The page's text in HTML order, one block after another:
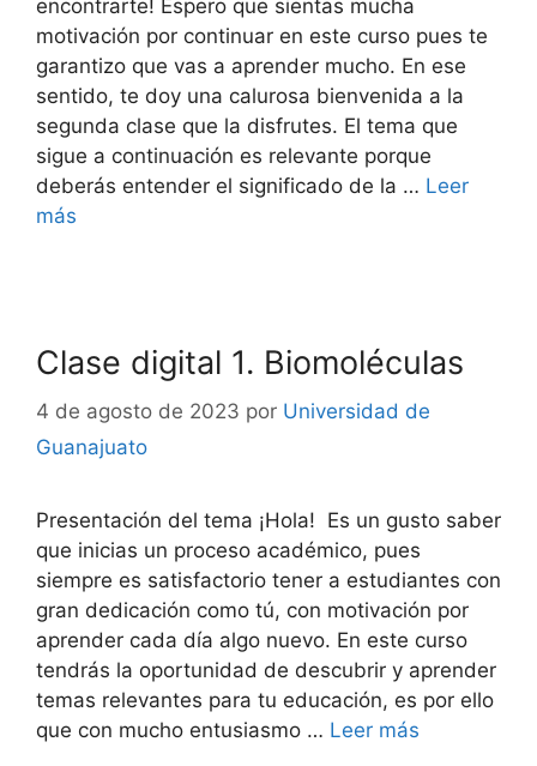
encontrarte! Espero que sientas mucha
motivación por continuar en este curso pues te
garantizo que vas a aprender mucho. En ese
sentido, te doy una calurosa bienvenida a la
segunda clase que la disfrutes. El tema que
sigue a continuación es relevante porque
deberás entender el significado de la … Leer
más
Clase digital 1. Biomoléculas
4 de agosto de 2023 por Universidad de
Guanajuato
Presentación del tema ¡Hola! Es un gusto saber
que inicias un proceso académico, pues
siempre es satisfactorio tener a estudiantes con
gran dedicación como tú, con motivación por
aprender cada día algo nuevo. En este curso
tendrás la oportunidad de descubrir y aprender
temas relevantes para tu educación, es por ello
que con mucho entusiasmo … Leer más